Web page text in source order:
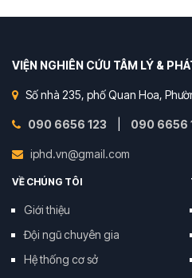
VIỆN NGHIÊN CỨU TÂM LÝ &
Số nhà 235, phố Quan Hoa,
090 6656 123 090 6656
iphd.vn@gmail.com
VỀ CHÚNG TÔI
Giới thiệu
Đội ngũ chuyên gia
Hệ thống cơ sở